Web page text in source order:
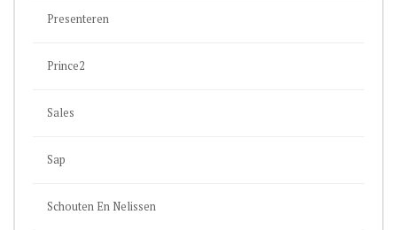
Presenteren
Prince2
Sales
Sap
Schouten En Nelissen